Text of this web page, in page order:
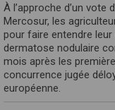
À l’approche d’un
Mercosur, les
pour faire entendre
dermatose nodulaire
mois après les
concurrence jugée
européenne.